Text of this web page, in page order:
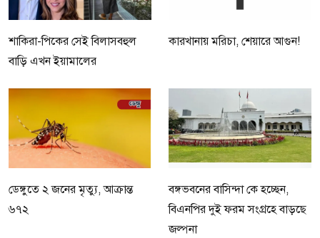
শাকিরা-পিকের সেই বিলাসবহুল
বাড়ি এখন ইয়ামালের
কারখানায় মরিচা, শেয়ারে আগুন!
ডেঙ্গুতে ২ জনের মৃত্যু, আক্রান্ত
৬৭২
বঙ্গভবনের বাসিন্দা কে হচ্ছেন,
বিএনপির দুই ফরম সংগ্রহে বাড়ছে
জল্পনা